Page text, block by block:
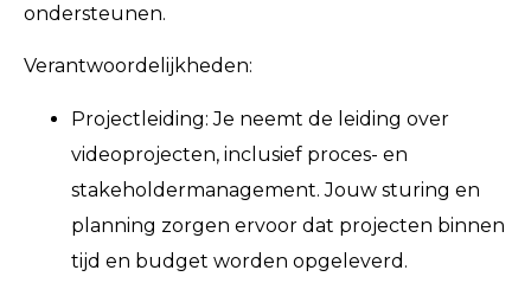
ondersteunen.
Verantwoordelijkheden:
Projectleiding: Je neemt de leiding over
videoprojecten, inclusief proces- en
stakeholdermanagement. Jouw sturing en
planning zorgen ervoor dat projecten binnen
tijd en budget worden opgeleverd.